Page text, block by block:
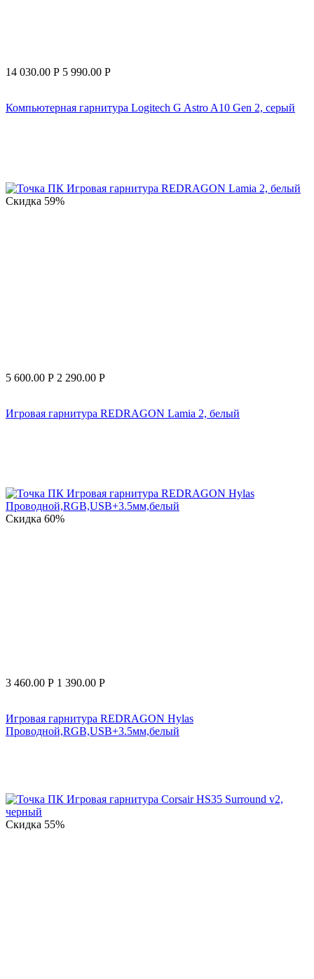
14 030.00 Р 5 990.00 Р
Компьютерная гарнитура Logitech G Astro A10 Gen 2, серый
Скидка 59%
5 600.00 Р 2 290.00 Р
Игровая гарнитура REDRAGON Lamia 2, белый
Скидка 60%
3 460.00 Р 1 390.00 Р
Игровая гарнитура REDRAGON Hylas
Проводной,RGB,USB+3.5мм,белый
Скидка 55%